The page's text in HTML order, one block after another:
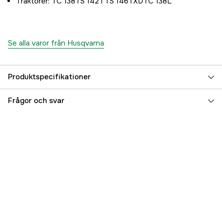
Se alla varor från Husqvarna
Produktspecifikationer
Global Garanti yes
Frågor och svar